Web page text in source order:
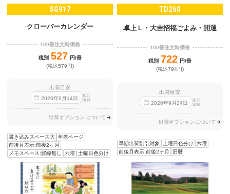
SG917
クローバーカレンダー
100冊注文時価格
税別 527 円/冊
(税込579円)
出荷目安
2026年9 月 14日
迄に
出荷
出荷オプションについて
書き込みスペース大 年表ページ
前後月表示:前後2ヶ月
メモスペース:罫線無し
六曜 土曜日色分け
TD260
卓上Ｌ・大吉招福ごよみ・開運
100冊注文時価格
税別 722 円/冊
(税込794円)
出荷目安
2026年9 月24日
迄に
出荷
出荷オプションについて
早期出荷割引対象 土曜日色分け
六曜
前後月表示:前後2ヶ月
旧暦